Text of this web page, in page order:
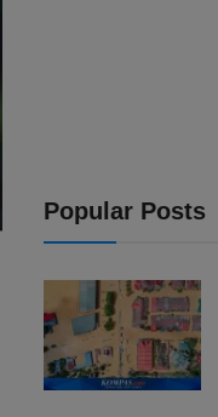
Popular Posts